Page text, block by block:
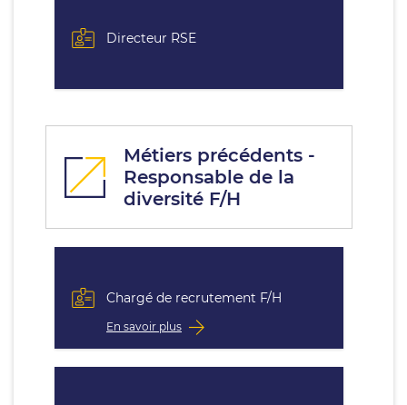
Directeur RSE
Métiers précédents -
Responsable de la
diversité F/H
Chargé de recrutement F/H
En savoir plus